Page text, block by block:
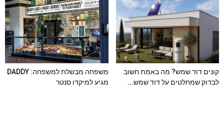
קונים דוד שמש? מה באמת חשוב
לבדוק שמחלטים על דוד שמש...
משפחה מבשלת למשפחה: DADDY
מגיע למיקדו סנטר